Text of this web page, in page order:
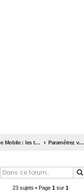
Free Mobile : les téléphones mobiles - OS - SIM - Femtocell Paramétrez votre téléphone mobile
23 sujets • Page 1 sur 1